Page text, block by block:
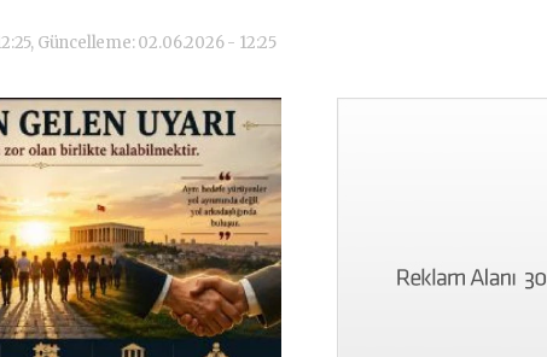
Güncelleme: 02.06.2026 - 12:25